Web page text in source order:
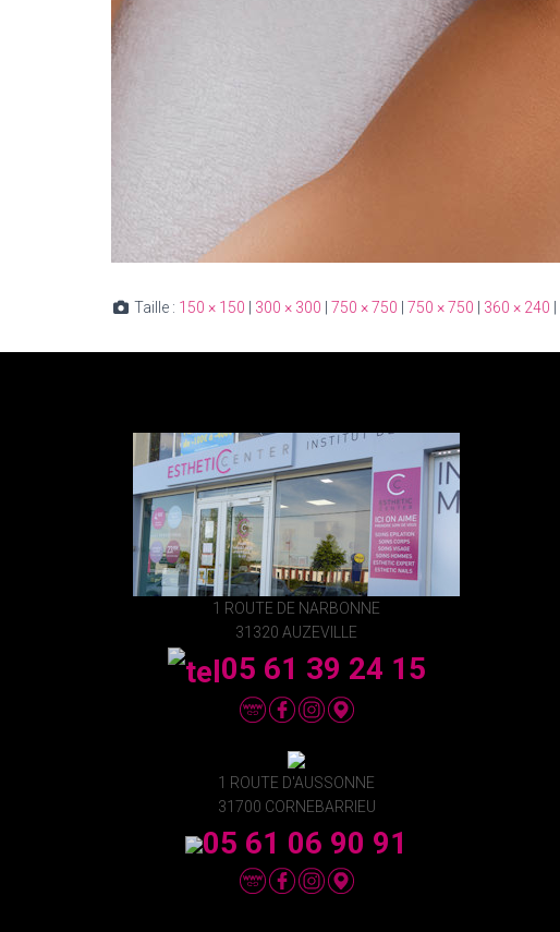
Taille : 150 × 150 300 × 300 750 × 750 750 × 750 360 × 240
1 ROUTE DE NARBONNE
31320 AUZEVILLE
05 61 39 24 15
1 ROUTE D'AUSSONNE
31700 CORNEBARRIEU
05 61 06 90 91